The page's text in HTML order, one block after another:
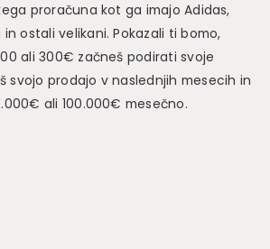
proračuna kot ga imajo Adidas,
in ostali velikani. Pokazali ti bomo,
ali 300€ začneš podirati svoje
svojo prodajo v naslednjih mesecih in
ali 100.000€ mesečno.